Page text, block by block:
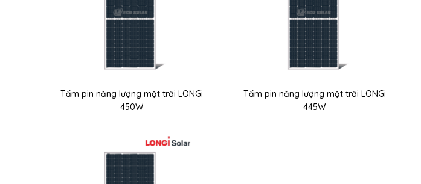
Tấm pin năng lượng mặt trời LONGi
450W
Tấm pin năng lượng mặt trời LONGi
445W